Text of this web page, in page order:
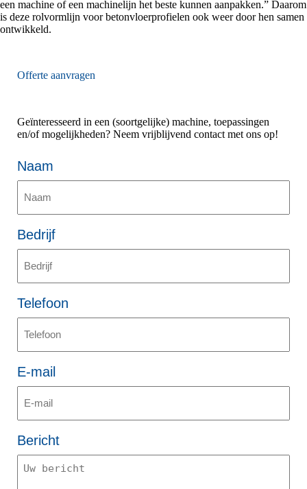
een machine of een machinelijn het beste kunnen aanpakken.” Daarom
is deze rolvormlijn voor betonvloerprofielen ook weer door hen samen
ontwikkeld.
Offerte aanvragen
Geïnteresseerd in een (soortgelijke) machine, toepassingen
en/of mogelijkheden? Neem vrijblijvend contact met ons op!
Naam
Bedrijf
Telefoon
E-mail
Bericht